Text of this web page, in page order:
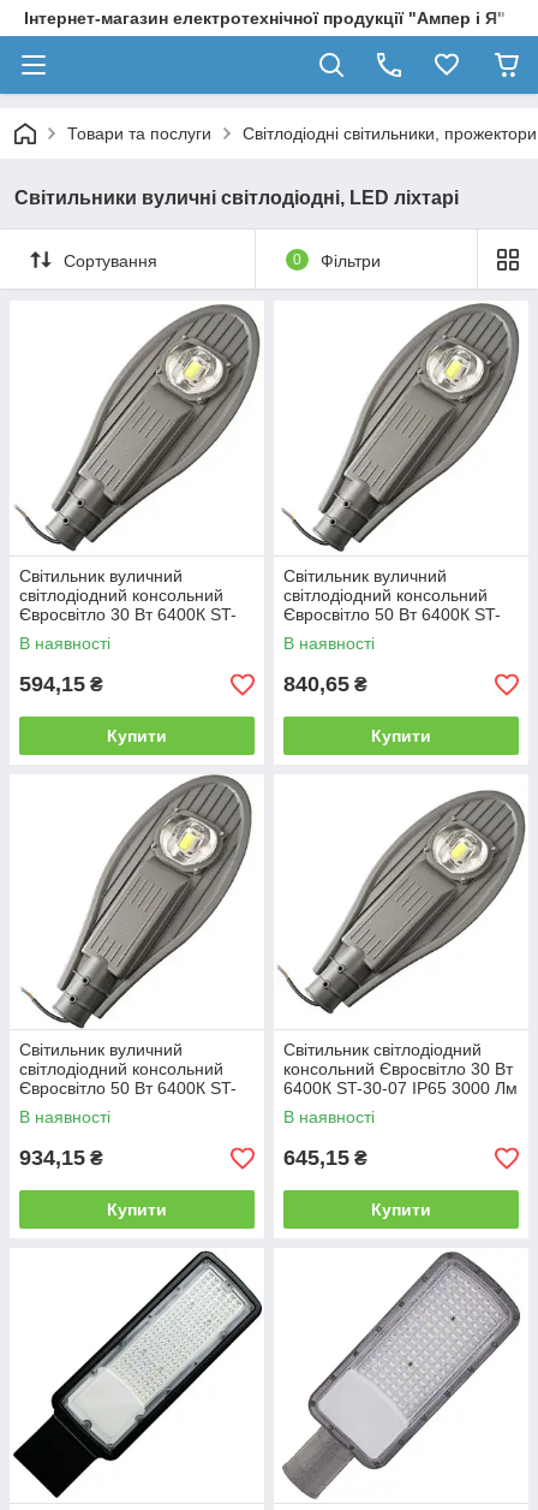
Інтернет-магазин електротехнічної продукції "Ампер і Я"
Товари та послуги Світлодіодні світильники,
Світильники вуличні світлодіодні, LED ліхтарі
Сортування 0 Фільтри
Світильник вуличний
світлодіодний консольний
Євросвітло 30 Вт 6400К ST-
30-08 IP65 2700 Лм
В наявності
594,15 ₴
Купити
Світильник вуличний
світлодіодний консольний
Євросвітло 50 Вт 6400К ST-
50-08 IP65 4500 Лм
В наявності
840,65 ₴
Купити
Світильник вуличний
світлодіодний консольний
Євросвітло 50 Вт 6400К ST-
50-07 IP65 5000 Лм
В наявності
934,15 ₴
Купити
Світильник світлодіодний
консольний Євросвітло 30 Вт
6400К ST-30-07 IP65 3000 Лм
В наявності
645,15 ₴
Купити